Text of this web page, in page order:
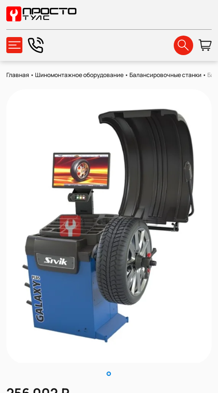
Главная •Шиномонтажное оборудование •Балансировочные станки •